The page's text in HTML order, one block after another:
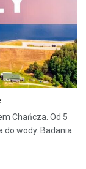
Chańcza. Od 5
do wody. Badania